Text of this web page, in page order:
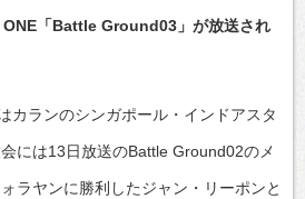
ONE「Battle Ground03」が放送され
カランのシンガポール・インドアスタ
には13日放送のBattle Ground02のメ
ラヤンに勝利したジャン・リーポンと